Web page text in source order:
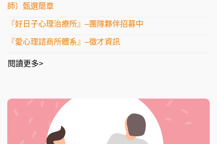
師）甄選簡章
『好日子心理治療所』–團隊夥伴招募中
『愛心理諮商所體系』–徵才資訊
閱讀更多>